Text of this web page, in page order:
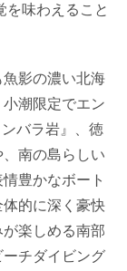
を味わえること
影の濃い北海
潮限定でエン
バラ岩』、徳
南の島らしい
豊かなボート
的に深く豪快
楽しめる南部
チダイビング